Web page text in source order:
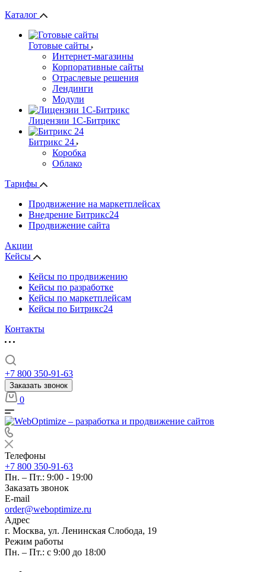
Каталог
Готовые сайты
Интернет-магазины
Корпоративные сайты
Отраслевые решения
Лендинги
Модули
Лицензии 1С-Битрикс
Битрикс 24
Коробка
Облако
Тарифы
Продвижение на маркетплейсах
Внедрение Битрикс24
Продвижение сайта
Акции
Кейсы
Кейсы по продвижению
Кейсы по разработке
Кейсы по маркетплейсам
Кейсы по Битрикс24
Контакты
+7 800 350-91-63
Заказать звонок
0
Телефоны
+7 800 350-91-63
Пн. – Пт.: 9:00 - 19:00
Заказать звонок
E-mail
order@weboptimize.ru
Адрес
г. Москва, ул. Ленинская Слобода, 19
Режим работы
Пн. – Пт.: с 9:00 до 18:00